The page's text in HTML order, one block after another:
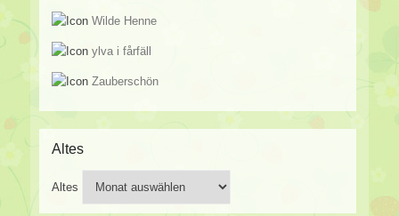
Wilde Henne
ylva i fårfäll
Zauberschön
Altes
Altes